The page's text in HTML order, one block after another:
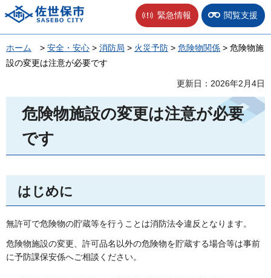
佐世保市 緊急情報 閲覧支援
ホーム > 安全・安心 > 消防局 > 火災予防 > 危険物関係 > 危険物施
設の変更は注意が必要です
更新日：2026年2月4日
危険物施設の変更は注意が必要
です
はじめに
無許可で危険物の貯蔵等を行うことは消防法令違反となります。
危険物施設の変更、許可品名以外の危険物を貯蔵する場合等は事前
に予防課保安係へご相談ください。